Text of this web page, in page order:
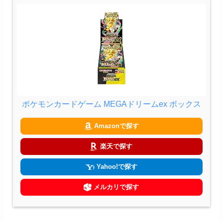
ポケモンカードゲーム MEGAドリームex ボックス
Amazonで探す
楽天で探す
Yahoo!で探す
メルカリで探す